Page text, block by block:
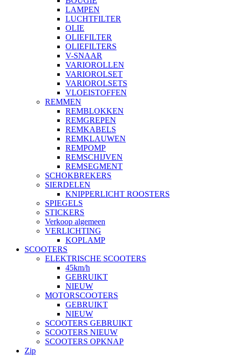
LAMPEN
LUCHTFILTER
OLIE
OLIEFILTER
OLIEFILTERS
V-SNAAR
VARIOROLLEN
VARIOROLSET
VARIOROLSETS
VLOEISTOFFEN
REMMEN
REMBLOKKEN
REMGREPEN
REMKABELS
REMKLAUWEN
REMPOMP
REMSCHIJVEN
REMSEGMENT
SCHOKBREKERS
SIERDELEN
KNIPPERLICHT ROOSTERS
SPIEGELS
STICKERS
Verkoop algemeen
VERLICHTING
KOPLAMP
SCOOTERS
ELEKTRISCHE SCOOTERS
45km/h
GEBRUIKT
NIEUW
MOTORSCOOTERS
GEBRUIKT
NIEUW
SCOOTERS GEBRUIKT
SCOOTERS NIEUW
SCOOTERS OPKNAP
Zip